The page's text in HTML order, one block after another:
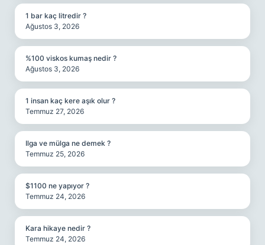
1 bar kaç litredir ?
Ağustos 3, 2026
%100 viskos kumaş nedir ?
Ağustos 3, 2026
1 insan kaç kere aşık olur ?
Temmuz 27, 2026
Ilga ve mülga ne demek ?
Temmuz 25, 2026
$1100 ne yapıyor ?
Temmuz 24, 2026
Kara hikaye nedir ?
Temmuz 24, 2026